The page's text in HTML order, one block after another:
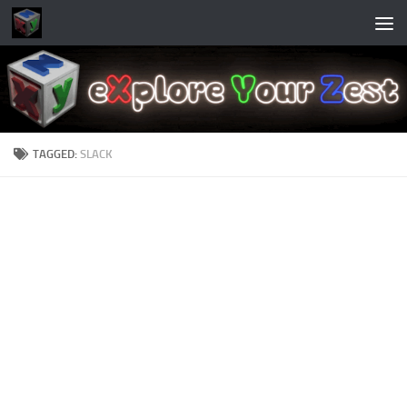
Skip to content
TAGGED:SLACK